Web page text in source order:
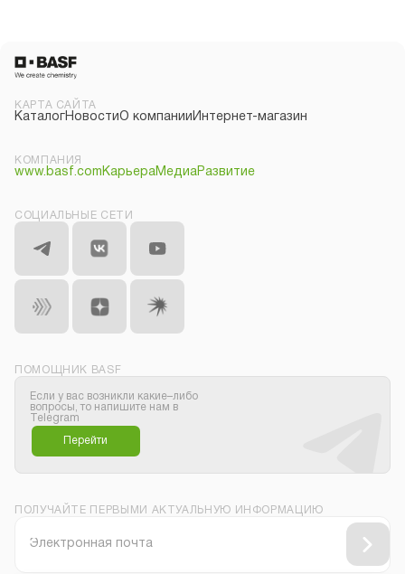
КАРТА САЙТА
КаталогНовостиО компании Интернет-магазин
КОМПАНИЯ
www.basf.com КарьераМедиаРазвитие
СОЦИАЛЬНЫЕ СЕТИ
ПОМОЩНИК BASF
Если у вас возникли какие–либо
вопросы, то напишите нам в
Telegram
Перейти
ПОЛУЧАЙТЕ ПЕРВЫМИ АКТУАЛЬНУЮ ИНФОРМАЦИЮ